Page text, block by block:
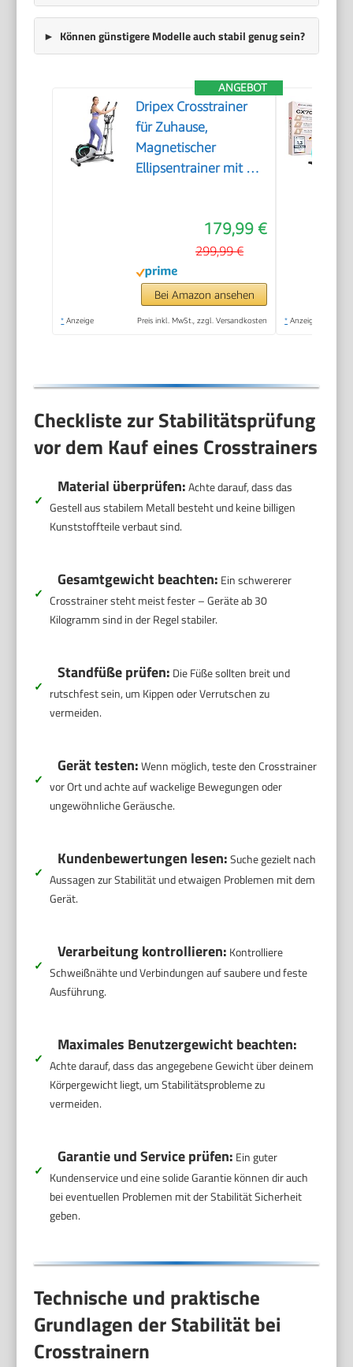
Können günstigere Modelle auch stabil genug sein?
ANGEBOT
Dripex Crosstrainer
für Zuhause,
Magnetischer
Ellipsentrainer mit 16
Leises Indoor-
Trainingsgerät, LCD-
Monitor, Pulssensor,
bis 120 KG (Grün)
179,99 €
299,99 €
Bei Amazon ansehen
* Anzeige Preis inkl. MwSt., zzgl. Versandkosten * Anzeige
Checkliste zur Stabilitätsprüfung
vor dem Kauf eines Crosstrainers
✓
Material überprüfen:Achte darauf, dass das
Gestell aus stabilem Metall besteht und keine billigen
Kunststoffteile verbaut sind.
✓
Gesamtgewicht beachten: Ein schwererer
Crosstrainer steht meist fester – Geräte ab 30
Kilogramm sind in der Regel stabiler.
✓
Standfüße prüfen: Die Füße sollten breit und
rutschfest sein, um Kippen oder Verrutschen zu
vermeiden.
✓
Gerät testen:Wenn möglich, teste den Crosstrainer
vor Ort und achte auf wackelige Bewegungen oder
ungewöhnliche Geräusche.
✓
Kundenbewertungen lesen:Suche gezielt nach
Aussagen zur Stabilität und etwaigen Problemen mit dem
Gerät.
✓
Verarbeitung kontrollieren: Kontrolliere
Schweißnähte und Verbindungen auf saubere und feste
Ausführung.
✓
Maximales Benutzergewicht beachten:
Achte darauf, dass das angegebene Gewicht über deinem
Körpergewicht liegt, um Stabilitätsprobleme zu
vermeiden.
✓
Garantie und Service prüfen: Ein guter
Kundenservice und eine solide Garantie können dir auch
bei eventuellen Problemen mit der Stabilität Sicherheit
geben.
Technische und praktische
Grundlagen der Stabilität bei
Crosstrainern